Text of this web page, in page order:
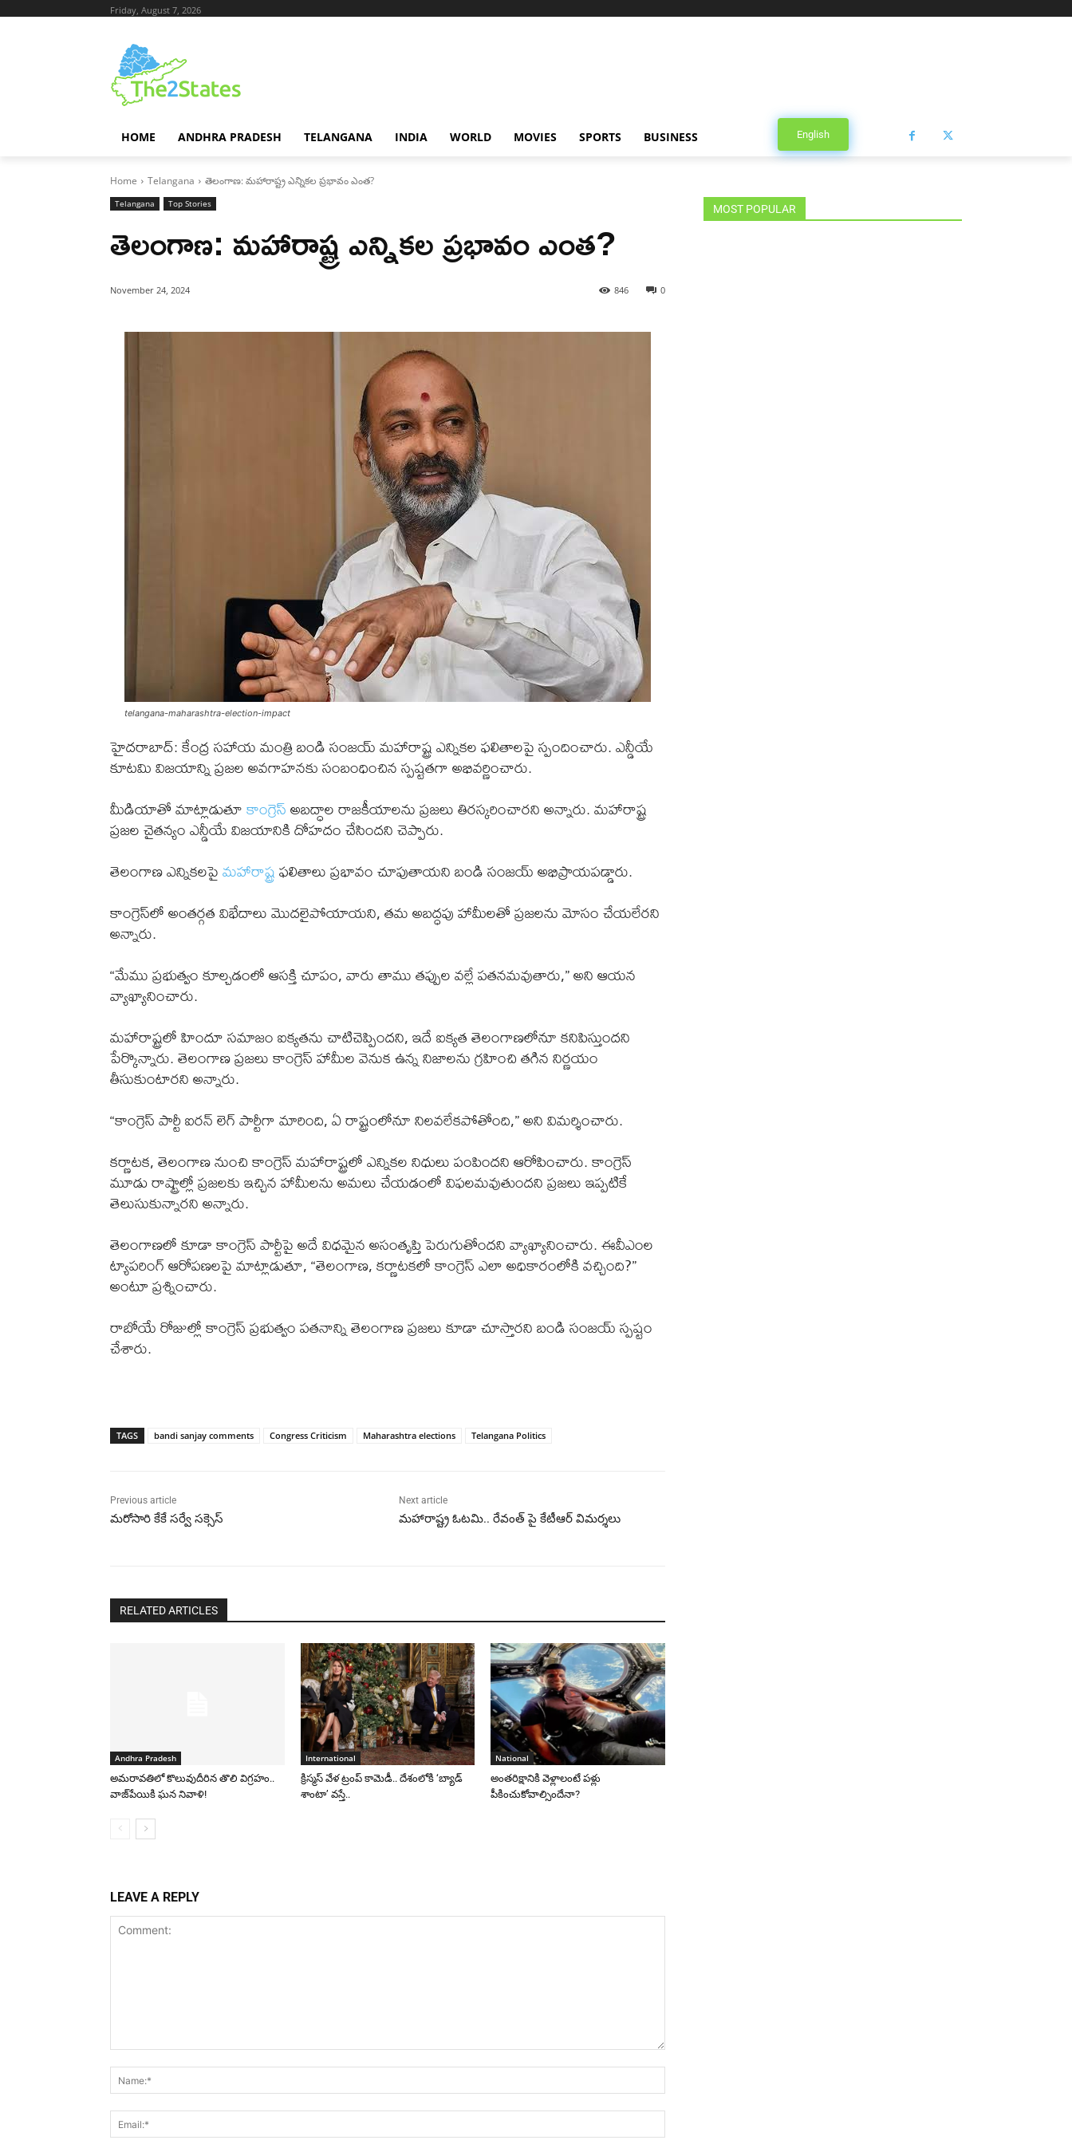
Friday, August 7, 2026
HOME ANDHRA PRADESH TELANGANA INDIA WORLD MOVIES SPORTS BUSINESS English
Home Telangana తెలంగాణ: మహారాష్ట్ర ఎన్నికల ప్రభావం ఎంత?
Telangana Top Stories
తెలంగాణ: మహారాష్ట్ర ఎన్నికల ప్రభావం ఎంత?
November 24, 2024 0
846
telangana-maharashtra-election-impact
హైదరాబాద్: కేంద్ర సహాయ మంత్రి బండి సంజయ్ మహారాష్ట్ర ఎన్నికల ఫలితాలపై స్పందించారు. ఎన్డీయే
కూటమి విజయాన్ని ప్రజల అవగాహనకు సంబంధించిన స్పష్టతగా అభివర్ణించారు.
మీడియాతో మాట్లాడుతూకాంగ్రెస్అబద్ధాల రాజకీయాలను ప్రజలు తిరస్కరించారని అన్నారు. మహారాష్ట్ర
ప్రజల చైతన్యం ఎన్డీయే విజయానికి దోహదం చేసిందని చెప్పారు.
తెలంగాణ ఎన్నికలపైమహారాష్ట్రఫలితాలు ప్రభావం చూపుతాయని బండి సంజయ్ అభిప్రాయపడ్డారు.
కాంగ్రెస్‌లో అంతర్గత విభేదాలు మొదలైపోయాయని, తమ అబద్ధపు హామీలతో ప్రజలను మోసం చేయలేరని
అన్నారు.
“మేము ప్రభుత్వం కూల్చడంలో ఆసక్తి చూపం, వారు తాము తప్పుల వల్లే పతనమవుతారు,” అని ఆయన
వ్యాఖ్యానించారు.
మహారాష్ట్రలో హిందూ సమాజం ఐక్యతను చాటిచెప్పిందని, ఇదే ఐక్యత తెలంగాణలోనూ కనిపిస్తుందని
పేర్కొన్నారు. తెలంగాణ ప్రజలు కాంగ్రెస్ హామీల వెనుక ఉన్న నిజాలను గ్రహించి తగిన నిర్ణయం
తీసుకుంటారని అన్నారు.
“కాంగ్రెస్ పార్టీ ఐరన్ లెగ్ పార్టీగా మారింది, ఏ రాష్ట్రంలోనూ నిలవలేకపోతోంది,” అని విమర్శించారు.
కర్ణాటక, తెలంగాణ నుంచి కాంగ్రెస్ మహారాష్ట్రలో ఎన్నికల నిధులు పంపిందని ఆరోపించారు. కాంగ్రెస్
మూడు రాష్ట్రాల్లో ప్రజలకు ఇచ్చిన హామీలను అమలు చేయడంలో విఫలమవుతుందని ప్రజలు ఇప్పటికే
తెలుసుకున్నారని అన్నారు.
తెలంగాణలో కూడా కాంగ్రెస్ పార్టీపై అదే విధమైన అసంతృప్తి పెరుగుతోందని వ్యాఖ్యానించారు. ఈవీఎంల
ట్యాపరింగ్ ఆరోపణలపై మాట్లాడుతూ, “తెలంగాణ, కర్ణాటకలో కాంగ్రెస్ ఎలా అధికారంలోకి వచ్చింది?”
అంటూ ప్రశ్నించారు.
రాబోయే రోజుల్లో కాంగ్రెస్ ప్రభుత్వం పతనాన్ని తెలంగాణ ప్రజలు కూడా చూస్తారని బండి సంజయ్ స్పష్టం
చేశారు.
TAGS bandi sanjay comments Congress Criticism Maharashtra elections Telangana Politics
Previous article
మరోసారి కేకే సర్వే సక్సెస్
Next article
మహారాష్ట్ర ఓటమి.. రేవంత్ పై కేటీఆర్ విమర్శలు
RELATED ARTICLES
Andhra Pradesh
అమరావతిలో కొలువుదీరిన తొలి విగ్రహం..
వాజ్‌పేయికి ఘన నివాళి!
International
క్రిస్మస్ వేళ ట్రంప్ కామెడీ.. దేశంలోకి ‘బ్యాడ్
శాంటా’ వస్తే..
National
అంతరిక్షానికి వెళ్లాలంటే పళ్లు
పీకించుకోవాల్సిందేనా?
LEAVE A REPLY
MOST POPULAR